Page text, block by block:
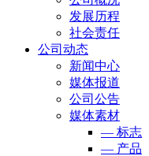
发展历程
社会责任
公司动态
新闻中心
媒体报道
公司公告
媒体素材
— 标志
— 产品